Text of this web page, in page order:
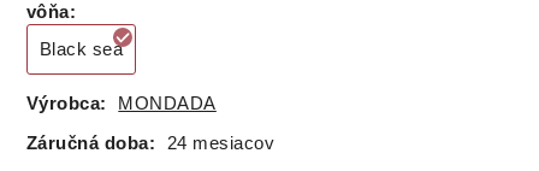
vôňa:
Black sea
Výrobca: MONDADA
Záručná doba: 24 mesiacov